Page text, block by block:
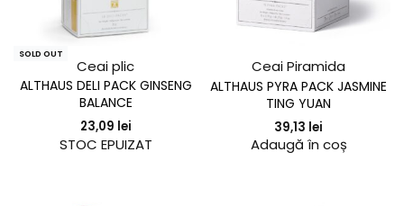
SOLD OUT
Ceai plic
ALTHAUS DELI PACK GINSENG
BALANCE
23,09 lei
STOC EPUIZAT
Ceai Piramida
ALTHAUS PYRA PACK JASMINE
TING YUAN
39,13 lei
Adaugă în coș